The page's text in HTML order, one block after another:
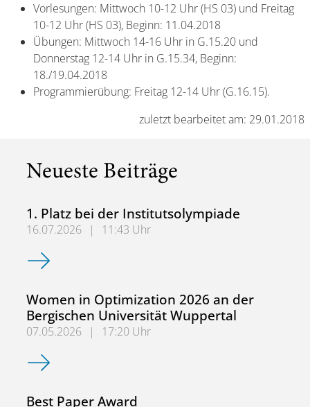
Vorlesungen: Mittwoch 10-12 Uhr (HS 03) und Freitag
10-12 Uhr (HS 03), Beginn: 11.04.2018
Übungen: Mittwoch 14-16 Uhr in G.15.20 und
Donnerstag 12-14 Uhr in G.15.34, Beginn:
18./19.04.2018
Programmierübung: Freitag 12-14 Uhr (G.16.15).
zuletzt bearbeitet am: 29.01.2018
Neueste Beiträge
1. Platz bei der Institutsolympiade
16.07.2026 |
11:43 Uhr
1. Platz bei der Institutsolympiade
Women in Optimization 2026 an der
Bergischen Universität Wuppertal
07.05.2026 |
17:20 Uhr
Women in Optimization 2026 an der Bergischen
Best Paper Award